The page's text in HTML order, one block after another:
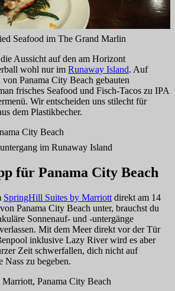
Seafood im The Grand Marlin
Aussicht auf den am Horizont
wohl nur im Runaway Island. Auf
Panama City Beach gebauten
frisches Seafood und Fisch-Tacos zu IPA
Wir entscheiden uns stilecht für
dem Plastikbecher.
im Runaway Island
für Panama City Beach
SpringHill Suites by Marriott direkt am 14
Panama City Beach unter, brauchst du
Sonnenauf- und -untergänge
Mit dem Meer direkt vor der Tür
inklusive Lazy River wird es aber
Zeit schwerfallen, dich nicht auf
Nass zu begeben.